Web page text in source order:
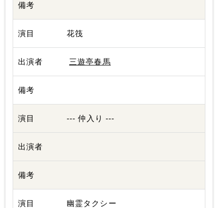
花筏
三遊亭春馬
--- 仲入り ---
幽霊タクシー